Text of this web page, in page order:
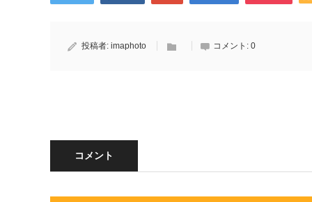
投稿者: imaphoto コメント: 0
コメント